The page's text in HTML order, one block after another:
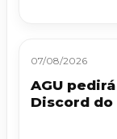
07/08/2026
AGU
Discord do